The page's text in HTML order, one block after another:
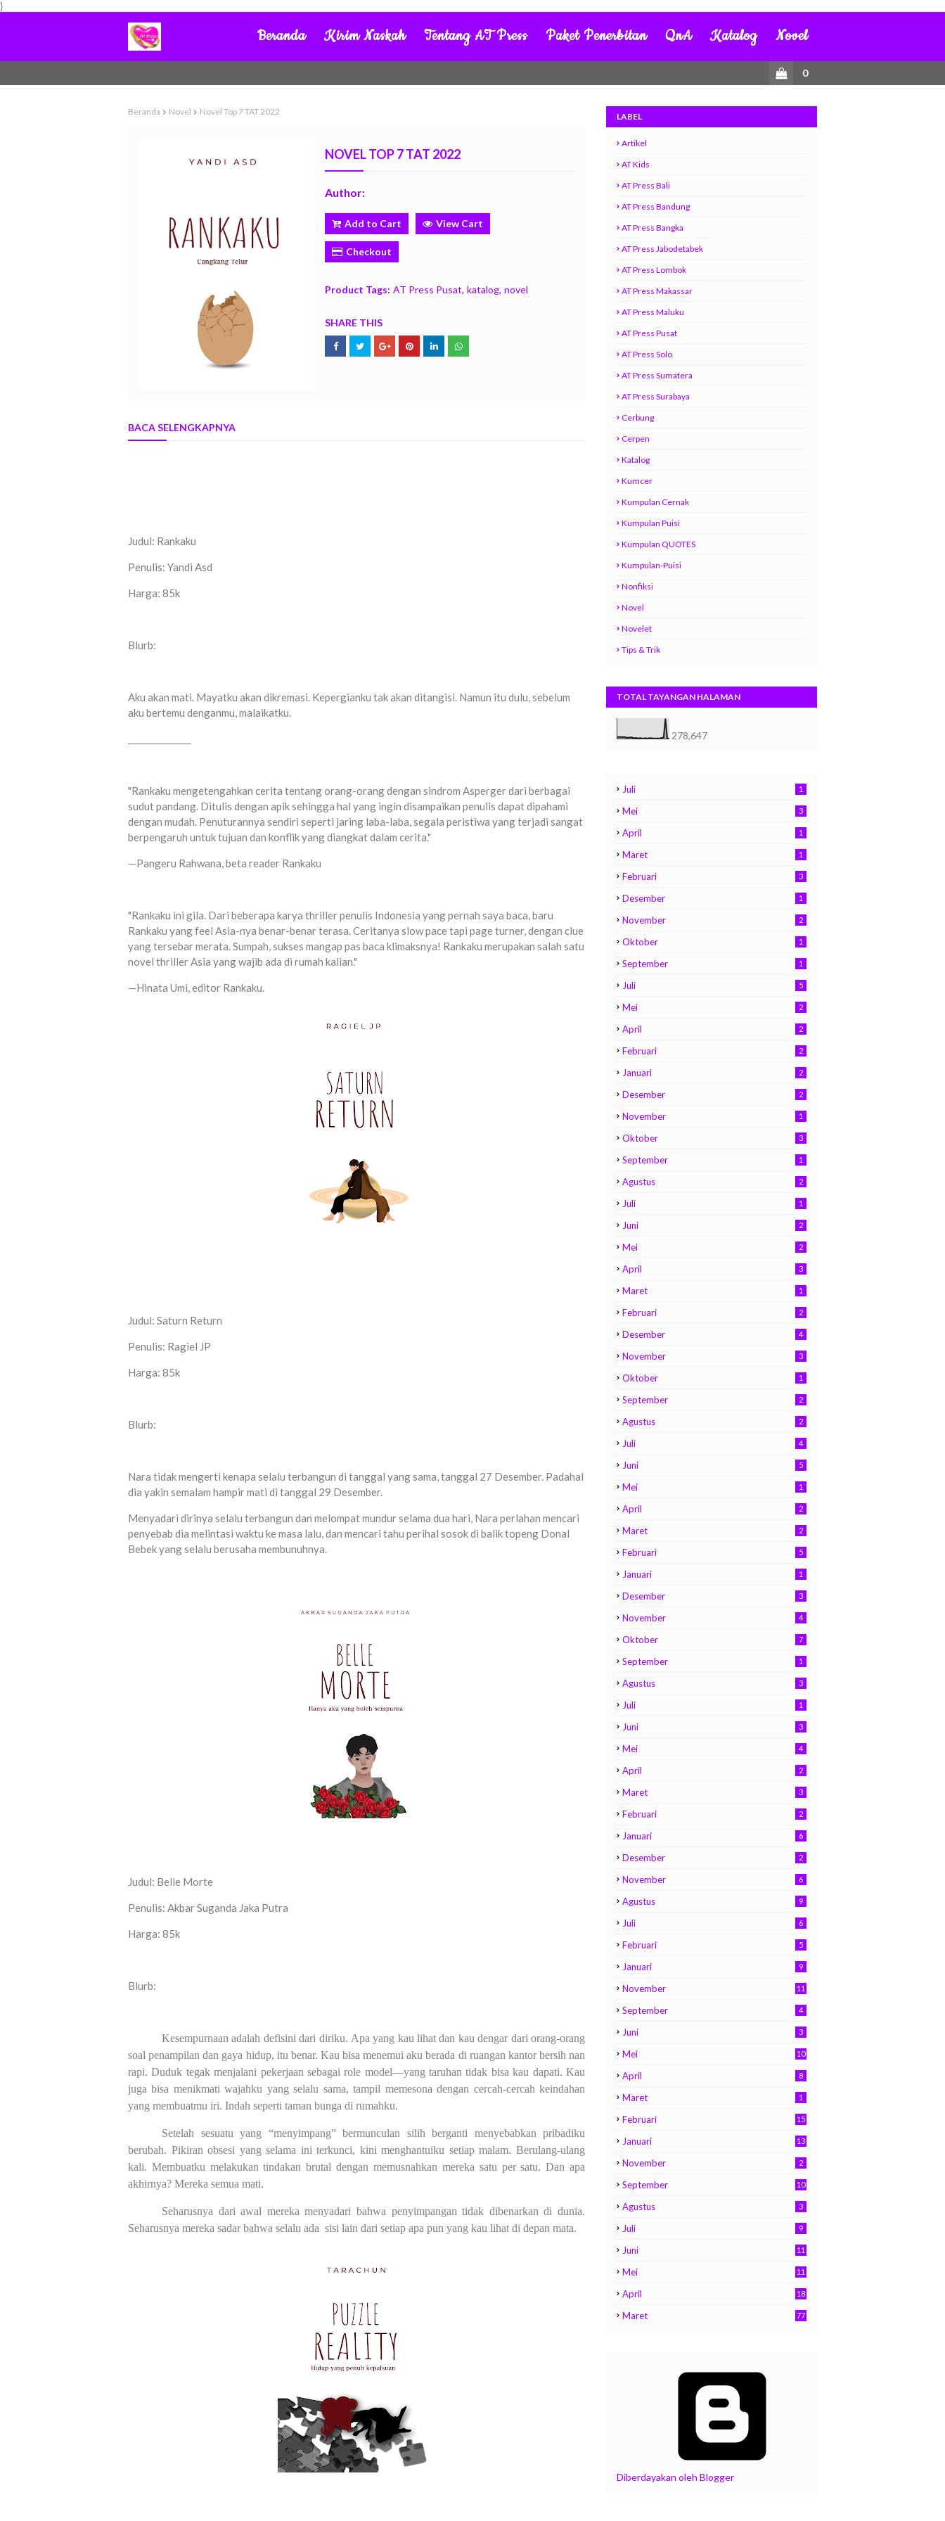
}
Beranda Kirim Naskah Tentang AT Press Paket Penerbitan QnA Katalog Novel
0
Beranda Novel Novel Top 7 TAT 2022
NOVEL TOP 7 TAT 2022
Author:
Add to Cart View Cart
Checkout
Product Tags: AT Press Pusat katalog novel
SHARE THIS
BACA SELENGKAPNYA
Judul: Rankaku
Penulis: Yandi Asd
Harga: 85k
Blurb:
Aku akan mati. Mayatku akan dikremasi. Kepergianku tak akan ditangisi. Namun itu dulu, sebelum
aku bertemu denganmu, malaikatku.
"Rankaku mengetengahkan cerita tentang orang-orang dengan sindrom Asperger dari berbagai
sudut pandang. Ditulis dengan apik sehingga hal yang ingin disampaikan penulis dapat dipahami
dengan mudah. Penuturannya sendiri seperti jaring laba-laba, segala peristiwa yang terjadi sangat
berpengaruh untuk tujuan dan konflik yang diangkat dalam cerita."
—Pangeru Rahwana, beta reader Rankaku
"Rankaku ini gila. Dari beberapa karya thriller penulis Indonesia yang pernah saya baca, baru
Rankaku yang feel Asia-nya benar-benar terasa. Ceritanya slow pace tapi page turner, dengan clue
yang tersebar merata. Sumpah, sukses mangap pas baca klimaksnya! Rankaku merupakan salah satu
novel thriller Asia yang wajib ada di rumah kalian."
—Hinata Umi, editor Rankaku.
Judul: Saturn Return
Penulis: Ragiel JP
Harga: 85k
Blurb:
Nara tidak mengerti kenapa selalu terbangun di tanggal yang sama, tanggal 27 Desember. Padahal
dia yakin semalam hampir mati di tanggal 29 Desember.
Menyadari dirinya selalu terbangun dan melompat mundur selama dua hari, Nara perlahan mencari
penyebab dia melintasi waktu ke masa lalu, dan mencari tahu perihal sosok di balik topeng Donal
Bebek yang selalu berusaha membunuhnya.
Judul: Belle Morte
Penulis: Akbar Suganda Jaka Putra
Harga: 85k
Blurb:
Kesempurnaan adalah defisini dari diriku. Apa yang kau lihat dan kau dengar dari orang-orang
soal penampilan dan gaya hidup, itu benar. Kau bisa menemui aku berada di ruangan kantor bersih nan
rapi. Duduk tegak menjalani pekerjaan sebagai role model—yang taruhan tidak bisa kau dapati. Kau
juga bisa menikmati wajahku yang selalu sama, tampil memesona dengan cercah-cercah keindahan
yang membuatmu iri. Indah seperti taman bunga di rumahku.
Setelah sesuatu yang “menyimpang” bermunculan silih berganti menyebabkan pribadiku
berubah. Pikiran obsesi yang selama ini terkunci, kini menghantuiku setiap malam. Berulang-ulang
kali. Membuatku melakukan tindakan brutal dengan memusnahkan mereka satu per satu. Dan apa
akhirnya? Mereka semua mati.
Seharusnya dari awal mereka menyadari bahwa penyimpangan tidak dibenarkan di dunia.
Seharusnya mereka sadar bahwa selalu ada sisi lain dari setiap apa pun yang kau lihat di depan mata.
LABEL
Artikel
AT Kids
AT Press Bali
AT Press Bandung
AT Press Bangka
AT Press Jabodetabek
AT Press Lombok
AT Press Makassar
AT Press Maluku
AT Press Pusat
AT Press Solo
AT Press Sumatera
AT Press Surabaya
Cerbung
Cerpen
Katalog
Kumcer
Kumpulan Cernak
Kumpulan Puisi
Kumpulan QUOTES
Kumpulan-Puisi
Nonfiksi
Novel
Novelet
Tips & Trik
TOTAL TAYANGAN HALAMAN
278,647
Juli 1
Mei 3
April 1
Maret 1
Februari 3
Desember 1
November 2
Oktober 1
September 1
Juli 5
Mei 2
April 2
Februari 2
Januari 2
Desember 2
November 1
Oktober 3
September 1
Agustus 2
Juli 1
Juni 2
Mei 2
April 3
Maret 1
Februari 2
Desember 4
November 3
Oktober 1
September 2
Agustus 2
Juli 4
Juni 5
Mei 1
April 2
Maret 2
Februari 5
Januari 1
Desember 3
November 4
Oktober 7
September 1
Agustus 3
Juli 1
Juni 3
Mei 4
April 2
Maret 3
Februari 2
Januari 6
Desember 2
November 6
Agustus 9
Juli 6
Februari 5
Januari 9
November 11
September 4
Juni 3
Mei 10
April 8
Maret 1
Februari 15
Januari 13
November 2
September 10
Agustus 3
Juli 9
Juni 11
Mei 11
April 18
Maret 77
Diberdayakan oleh Blogger